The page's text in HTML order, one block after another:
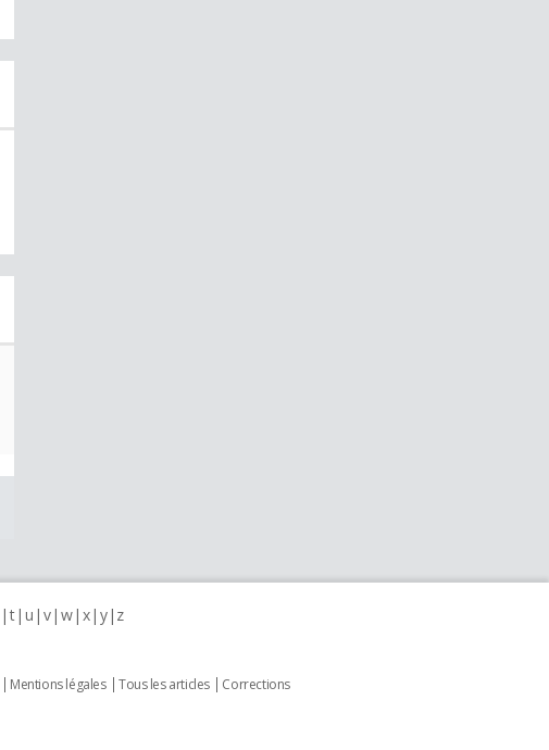
t u v w x y z
Mentions légales Tous les articles
Corrections